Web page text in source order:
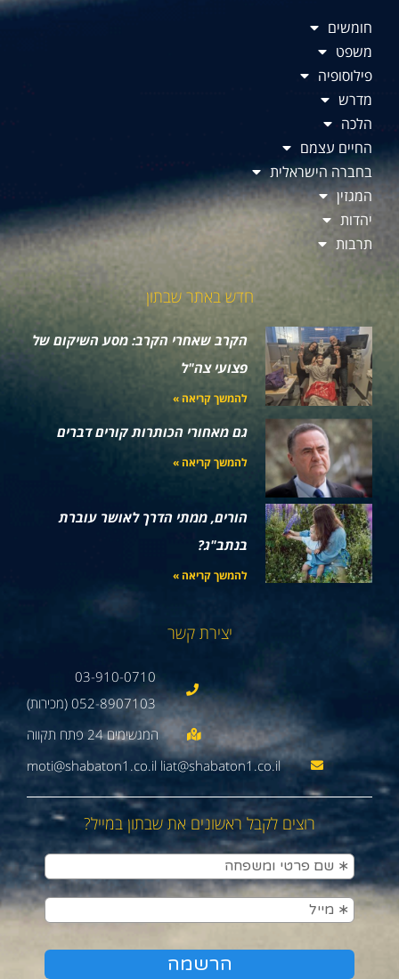
חומשים
משפט
פילוסופיה
מדרש
הלכה
החיים עצמם
בחברה הישראלית
המגזין
יהדות
תרבות
חדש באתר שבתון
הקרב שאחרי הקרב: מסע השיקום של
פצועי צה"ל
להמשך קריאה »
גם מאחורי הכותרות קורים דברים
להמשך קריאה »
הורים, ממתי הדרך לאושר עוברת
בנתב"ג?
להמשך קריאה »
יצירת קשר
03-910-0710
052-8907103 (מכירות)
moti@shabaton1.co.il liat@shabaton1.co.il
רוצים לקבל ראשונים את שבתון במייל?